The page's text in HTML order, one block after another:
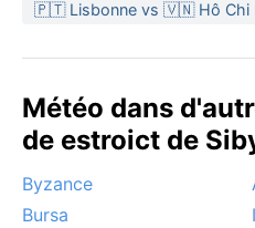
🇵🇹 Lisbonne vs 🇻🇳 Hô Chi
Météo dans
de estroict de
Byzance
Bursa